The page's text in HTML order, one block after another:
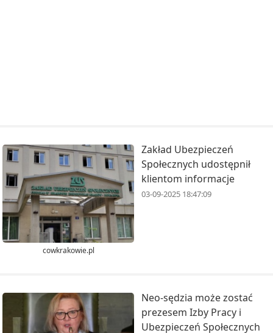
cowkrakowie.pl
Zakład Ubezpieczeń
Społecznych udostępnił
klientom informacje
03-09-2025 18:47:09
Neo-sędzia może zostać
prezesem Izby Pracy i
Ubezpieczeń Społecznych